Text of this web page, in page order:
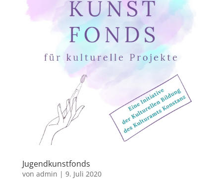
Jugendkunstfonds
von admin | 9. Juli 2020